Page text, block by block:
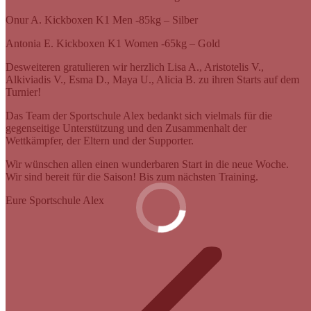
Onur A. Kickboxen K1 Men -85kg – Silber
Antonia E. Kickboxen K1 Women -65kg – Gold
Desweiteren gratulieren wir herzlich Lisa A., Aristotelis V.,
Alkiviadis V., Esma D., Maya U., Alicia B. zu ihren Starts auf dem
Turnier!
Das Team der Sportschule Alex bedankt sich vielmals für die
gegenseitige Unterstützung und den Zusammenhalt der
Wettkämpfer, der Eltern und der Supporter.
Wir wünschen allen einen wunderbaren Start in die neue Woche.
Wir sind bereit für die Saison! Bis zum nächsten Training.
Eure Sportschule Alex
Kommentarnavigation